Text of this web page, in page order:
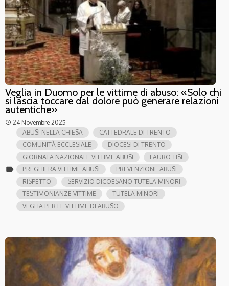
Veglia in Duomo per le vittime di abuso: «Solo chi
si lascia toccare dal dolore può generare relazioni
autentiche»
access_time 24 Novembre 2025
label
ABUSI NELLA CHIESA
CATTEDRALE DI TRENTO
COMUNITÀ ECCLESIALE
DIOCESI DI TRENTO
GIORNATA NAZIONALE VITTIME ABUSI
LAURO TISI
PREGHIERA VITTIME ABUSI
PREVENZIONE ABUSI
RISPETTO
SERVIZIO DICOESANO TUTELA MINORI
TESTIMONIANZE VITTIME
TUTELA MINORI
VEGLIA PER LE VITTIME DI ABUSO